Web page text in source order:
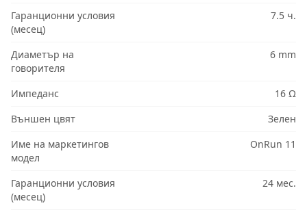
Гаранционни условия
(месец)
7.5 ч.
Диаметър на
говорителя
6 mm
Импеданс
16 Ω
Външен цвят
Зелен
Име на маркетингов
модел
OnRun 11
Гаранционни условия
(месец)
24 мес.